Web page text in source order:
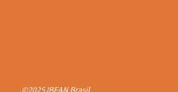
©2025 IBFAN Brasil